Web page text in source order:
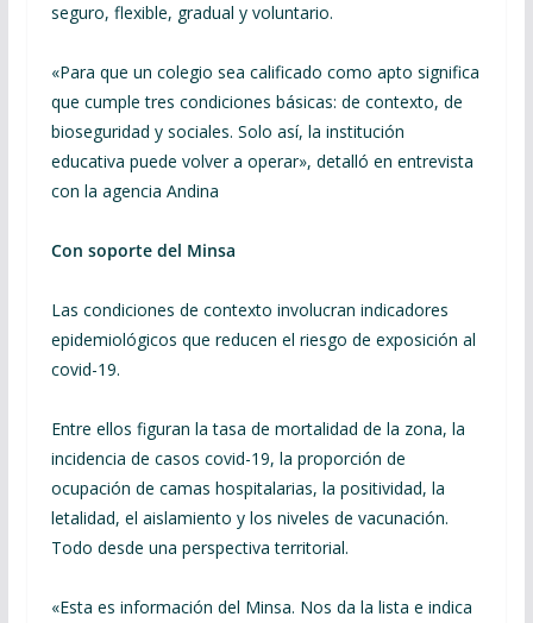
seguro, flexible, gradual y voluntario.
«Para que un colegio sea calificado como apto significa
que cumple tres condiciones básicas: de contexto, de
bioseguridad y sociales. Solo así, la institución
educativa puede volver a operar», detalló en entrevista
con la agencia Andina
Con soporte del Minsa
Las condiciones de contexto involucran indicadores
epidemiológicos que reducen el riesgo de exposición al
covid-19.
Entre ellos figuran la tasa de mortalidad de la zona, la
incidencia de casos covid-19, la proporción de
ocupación de camas hospitalarias, la positividad, la
letalidad, el aislamiento y los niveles de vacunación.
Todo desde una perspectiva territorial.
«Esta es información del Minsa. Nos da la lista e indica